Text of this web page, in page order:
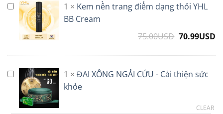
108
640.00USD.
Kem
trang
điểm
YHL
Cream
1 × Kem nền trang điểm dạng thỏi YHL
BB Cream
75.00USD Original
75.00USD.
70.99USD
ĐAI
XÔNG
NGẢI
CỨU
1 × ĐAI XÔNG NGẢI CỨU - Cải thiện sức
khỏe
CLEAR